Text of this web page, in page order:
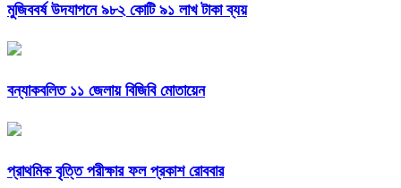
মুজিববর্ষ উদযাপনে ৯৮২ কোটি ৯১ লাখ টাকা ব্যয়
বন্যাকবলিত ১১ জেলায় বিজিবি মোতায়েন
প্রাথমিক বৃত্তি পরীক্ষার ফল প্রকাশ রোববার